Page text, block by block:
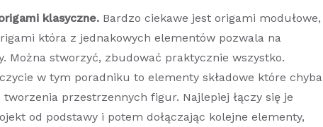
klasyczne. Bardzo ciekawe jest origami modułowe,
która z jednakowych elementów pozwala na
Można stworzyć, zbudować praktycznie wszystko.
w tym poradniku to elementy składowe które chyba
przestrzennych figur. Najlepiej łączy się je
od podstawy i potem dołączając kolejne elementy,